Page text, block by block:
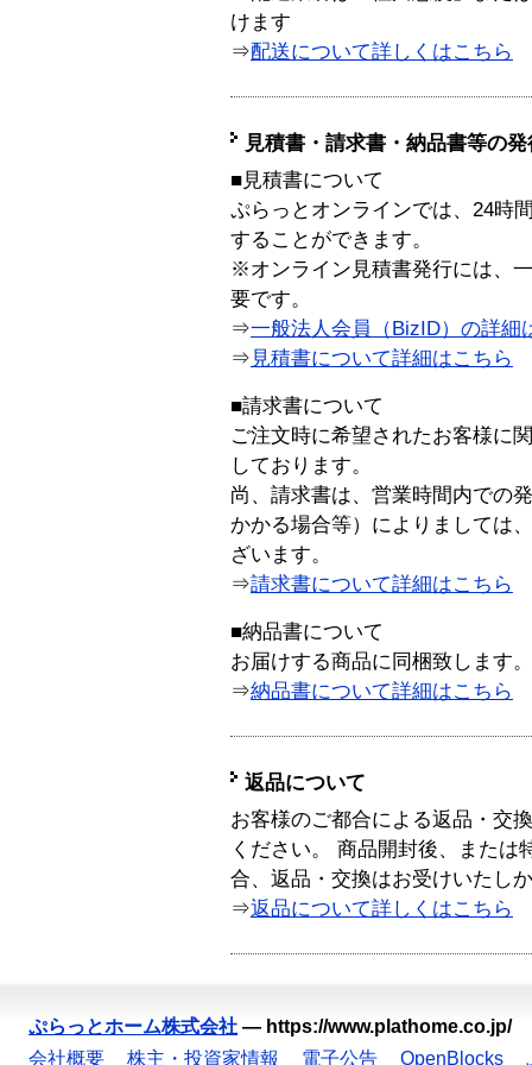
けます
⇒配送について詳しくはこちら
見積書・請求書・納品書等の
■見積書について
ぷらっとオンラインでは、24時
することができます。
※オンライン見積書発行には、
要です。
⇒一般法人会員（BizID）の詳細
⇒ 見積書について詳細はこちら
■請求書について
ご注文時に希望されたお客様に
しております。
尚、請求書は、営業時間内での
かかる場合等）によりましては
ざいます。
⇒請求書について詳細はこちら
■納品書について
お届けする商品に同梱致します。
⇒納品書について詳細はこちら
返品について
お客様のご都合による返品・交
ください。 商品開封後、または
合、返品・交換はお受けいたし
⇒返品について詳しくはこちら
ぷらっとホーム株式会社 — https://www.plathome.co.jp/
会社概要
株主・投資家情報 電子公告 OpenBlocks